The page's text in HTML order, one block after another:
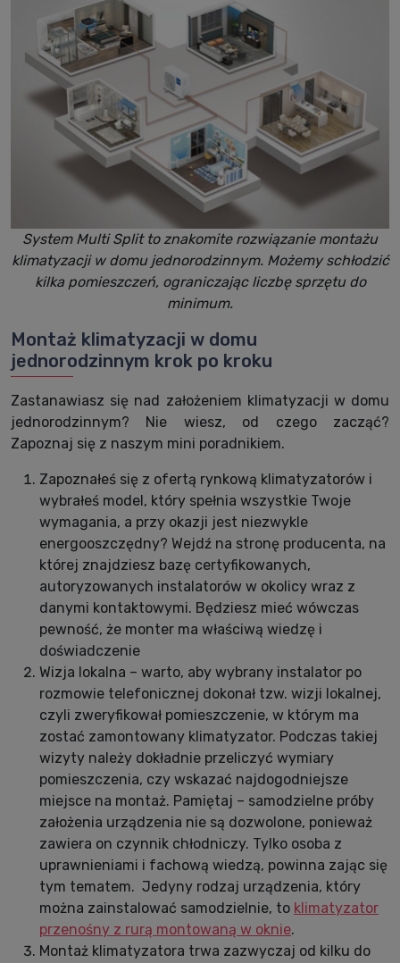
System Multi Split to znakomite rozwiązanie montażu
klimatyzacji w domu jednorodzinnym. Możemy schłodzić
kilka pomieszczeń, ograniczając liczbę sprzętu do
minimum.
Montaż klimatyzacji w domu
jednorodzinnym krok po kroku
Zastanawiasz się nad założeniem klimatyzacji w domu
jednorodzinnym? Nie wiesz, od czego zacząć?
Zapoznaj się z naszym mini poradnikiem.
Zapoznałeś się z ofertą rynkową klimatyzatorów i
wybrałeś model, który spełnia wszystkie Twoje
wymagania, a przy okazji jest niezwykle
energooszczędny? Wejdź na stronę producenta, na
której znajdziesz bazę certyfikowanych,
autoryzowanych instalatorów w okolicy wraz z
danymi kontaktowymi. Będziesz mieć wówczas
pewność, że monter ma właściwą wiedzę i
doświadczenie
Wizja lokalna – warto, aby wybrany instalator po
rozmowie telefonicznej dokonał tzw. wizji lokalnej,
czyli zweryfikował pomieszczenie, w którym ma
zostać zamontowany klimatyzator. Podczas takiej
wizyty należy dokładnie przeliczyć wymiary
pomieszczenia, czy wskazać najdogodniejsze
miejsce na montaż. Pamiętaj – samodzielne próby
założenia urządzenia nie są dozwolone, ponieważ
zawiera on czynnik chłodniczy. Tylko osoba z
uprawnieniami i fachową wiedzą, powinna zając się
tym tematem. Jedyny rodzaj urządzenia, który
można zainstalować samodzielnie, to klimatyzator
przenośny z rurą montowaną w oknie.
Montaż klimatyzatora trwa zazwyczaj od kilku do